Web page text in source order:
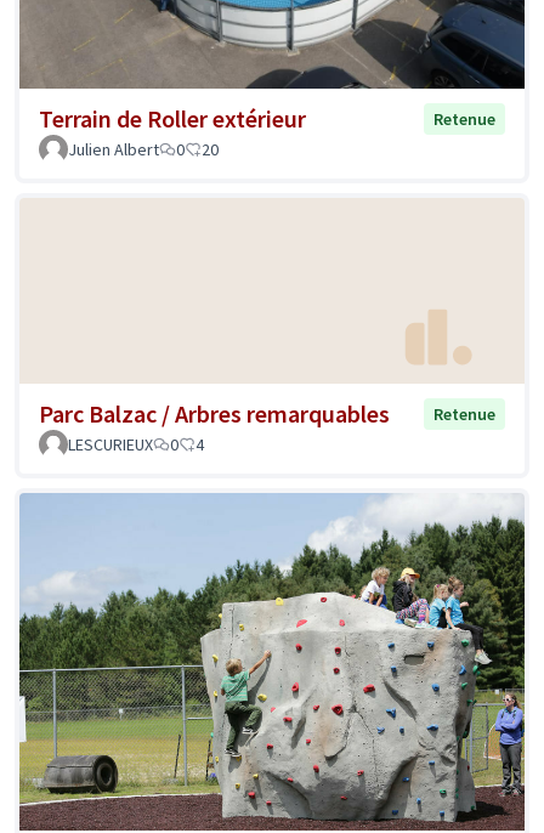
Terrain de Roller extérieur
Retenue
Julien Albert
0 20
Parc Balzac / Arbres remarquables
Retenue
LESCURIEUX
0 4